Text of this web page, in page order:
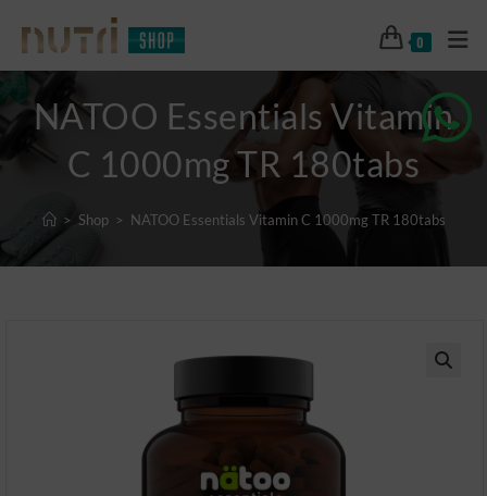
0
NATOO Essentials Vitamin
C 1000mg TR 180tabs
> Shop > NATOO Essentials Vitamin C 1000mg TR 180tabs